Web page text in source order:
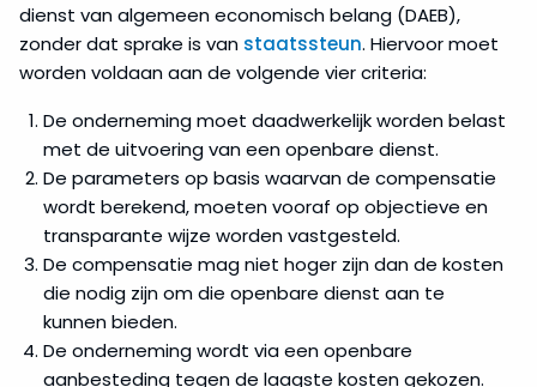
dienst van algemeen economisch belang (DAEB),
zonder dat sprake is van staatssteun. Hiervoor moet
worden voldaan aan de volgende vier criteria:
De onderneming moet daadwerkelijk worden belast
met de uitvoering van een openbare dienst.
De parameters op basis waarvan de compensatie
wordt berekend, moeten vooraf op objectieve en
transparante wijze worden vastgesteld.
De compensatie mag niet hoger zijn dan de kosten
die nodig zijn om die openbare dienst aan te
kunnen bieden.
De onderneming wordt via een openbare
aanbesteding tegen de laagste kosten gekozen.